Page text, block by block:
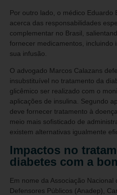
Por outro lado, o médico Eduardo
acerca das responsabilidades
complementar no Brasil,
fornecer medicamentos, incluindo
sua infusão.
O advogado Marcos Calazans
insubstituível no tratamento da
glicêmico ser realizado com o
aplicações de insulina. Segundo
deve fornecer tratamento à
meio mais sofisticado de
existem alternativas igualmente
Impactos no
diabetes com a
Em nome da Associação Nacional
Defensores Públicos (Anadep),